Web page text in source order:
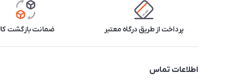
پرداخت از طریق درگاه معتبر ضمانت بازگشت
اطلاعات تماس